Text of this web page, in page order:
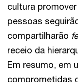
cultura
pessoas
compartilharão
receio da
Em resumo, em
comprometidas